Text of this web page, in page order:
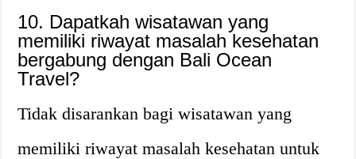
10. Dapatkah wisatawan yang
memiliki riwayat masalah kesehatan
bergabung dengan Bali Ocean
Travel?
Tidak disarankan bagi wisatawan yang
memiliki riwayat masalah kesehatan untuk